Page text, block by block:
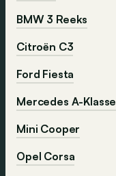
BMW 3 Reeks
Citroën C3
Ford Fiesta
Mercedes A-Klasse
Mini Cooper
Opel Corsa